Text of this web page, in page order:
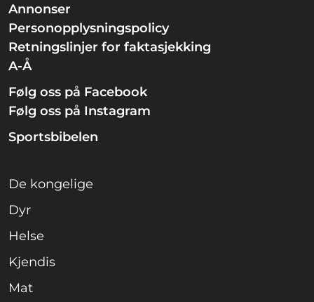
Annonser
Personopplysningspolicy
Retningslinjer for faktasjekking
A-Å
Følg oss på Facebook
Følg oss på Instagram
Sportsbibelen
De kongelige
Dyr
Helse
Kjendis
Mat